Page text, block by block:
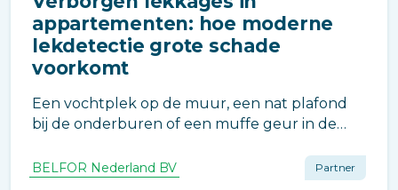
appartementen: hoe moderne
lekdetectie grote schade
voorkomt
Een vochtplek op de muur, een nat plafond
bij de onderburen of een muffe geur in de
een lekkage. Maar de daadwerkelijke oorzaak
bevindt zich regelmatig op een heel andere
BELFOR Nederland BV Partner